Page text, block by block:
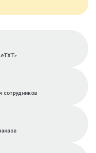
сотрудников